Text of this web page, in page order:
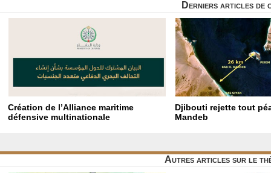
Derniers articles de
Création de l’Alliance maritime
défensive multinationale
Djibouti rejette tout
Mandeb
Autres articles sur le